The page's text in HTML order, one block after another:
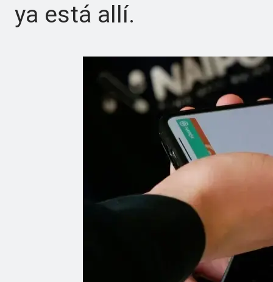
ya está allí.